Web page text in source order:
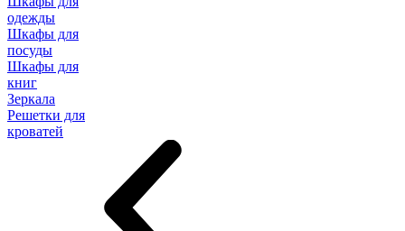
одежды
Шкафы для
посуды
Шкафы для
книг
Зеркала
Решетки для
кроватей